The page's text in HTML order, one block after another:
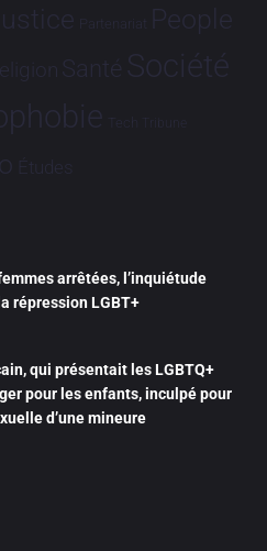
Partenariat People
Santé Société
Tech Tribune
Études
arrêtées, l’inquiétude
répression LGBT+
qui présentait les LGBTQ+
pour les enfants, inculpé pour
d’une mineure